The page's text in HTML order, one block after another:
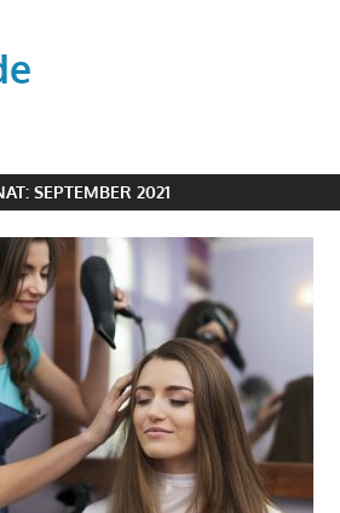
SEPTEMBER 2021